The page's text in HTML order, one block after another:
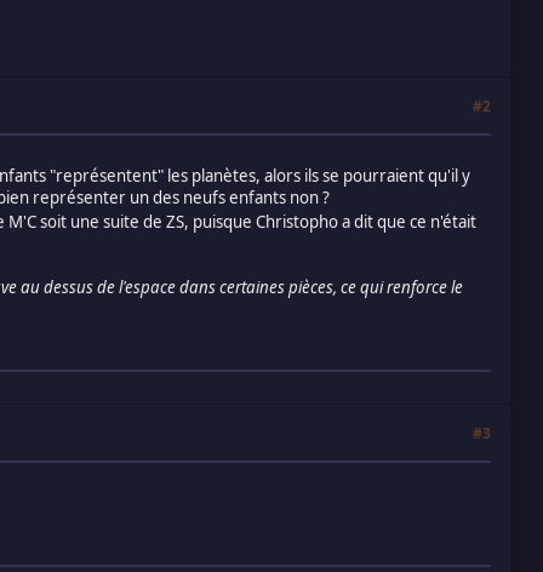
#2
"représentent" les planètes, alors ils se pourraient qu'il y
représenter un des neufs enfants non ?
soit une suite de ZS, puisque Christopho a dit que ce n'était
au dessus de l'espace dans certaines pièces, ce qui renforce le
#3